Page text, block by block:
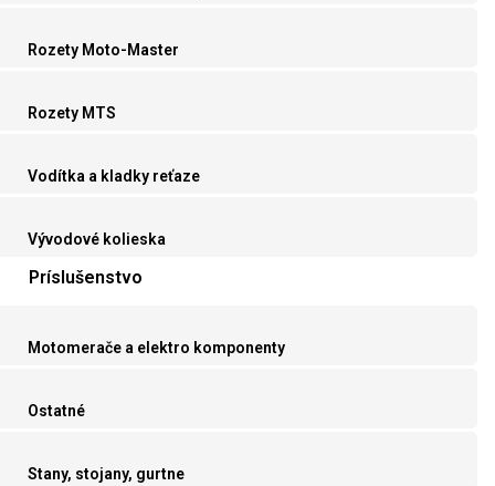
Rozety Moto-Master
Rozety MTS
Vodítka a kladky reťaze
Vývodové kolieska
Príslušenstvo
Motomerače a elektro komponenty
Ostatné
Stany, stojany, gurtne